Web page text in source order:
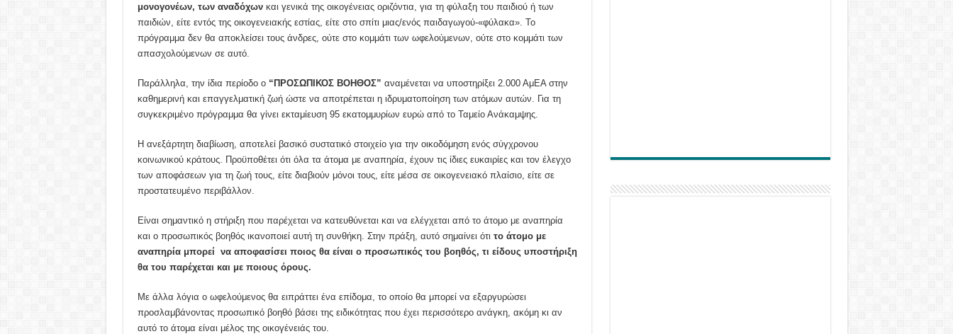
μονογονέων, των αναδόχων και γενικά της οικογένειας οριζόντια, για τη φύλαξη του παιδιού ή των
παιδιών, είτε εντός της οικογενειακής εστίας, είτε στο σπίτι μιας/ενός παιδαγωγού-«φύλακα». Το
πρόγραμμα δεν θα αποκλείσει τους άνδρες, ούτε στο κομμάτι των ωφελούμενων, ούτε στο κομμάτι των
απασχολούμενων σε αυτό.
Παράλληλα, την ίδια περίοδο ο “ΠΡΟΣΩΠΙΚΟΣ ΒΟΗΘΟΣ” αναμένεται να υποστηρίξει 2.000 ΑμΕΑ στην
καθημερινή και επαγγελματική ζωή ώστε να αποτρέπεται η ιδρυματοποίηση των ατόμων αυτών. Για τη
συγκεκριμένο πρόγραμμα θα γίνει εκταμίευση 95 εκατομμυρίων ευρώ από το Ταμείο Ανάκαμψης.
Η ανεξάρτητη διαβίωση, αποτελεί βασικό συστατικό στοιχείο για την οικοδόμηση ενός σύγχρονου
κοινωνικού κράτους. Προϋποθέτει ότι όλα τα άτομα με αναπηρία, έχουν τις ίδιες ευκαιρίες και τον έλεγχο
των αποφάσεων για τη ζωή τους, είτε διαβιούν μόνοι τους, είτε μέσα σε οικογενειακό πλαίσιο, είτε σε
προστατευμένο περιβάλλον.
Είναι σημαντικό η στήριξη που παρέχεται να κατευθύνεται και να ελέγχεται από το άτομο με αναπηρία
και ο προσωπικός βοηθός ικανοποιεί αυτή τη συνθήκη. Στην πράξη, αυτό σημαίνει ότι το άτομο με
αναπηρία μπορεί να αποφασίσει ποιος θα είναι ο προσωπικός του βοηθός, τι είδους υποστήριξη
θα του παρέχεται και με ποιους όρους.
Με άλλα λόγια ο ωφελούμενος θα ειπράττει ένα επίδομα, το οποίο θα μπορεί να εξαργυρώσει
προσλαμβάνοντας προσωπικό βοηθό βάσει της ειδικότητας που έχει περισσότερο ανάγκη, ακόμη κι αν
αυτό το άτομα είναι μέλος της οικογένειάς του.